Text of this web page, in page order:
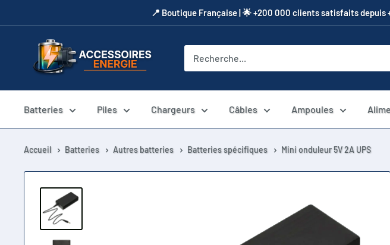
au
​📍​ Boutique Française | 🌟 +200 000 clients satisfaits depuis
Accessoires
Energie
Batteries Piles Chargeurs Câbles Ampoules
Accueil Batteries Autres batteries Batteries spécifiques Mini onduleur 5V 2A UPS